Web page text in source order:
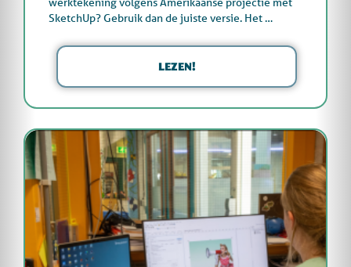
SketchUp? Gebruik dan de juiste versie. Het …
LEZEN!